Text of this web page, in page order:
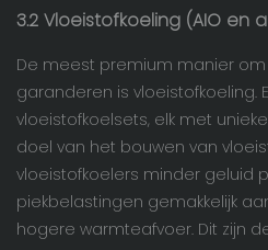
3.2 Vloeistofkoeling (AIO en
De meest premium manier
garanderen is vloeistofkoeling.
vloeistofkoelsets, elk met
doel van het bouwen van
vloeistofkoelers minder geluid
piekbelastingen gemakkelijk
hogere warmteafvoer. Dit zijn